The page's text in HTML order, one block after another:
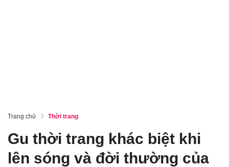
Trang chủ Thời trang
Gu thời trang khác biệt khi
lên sóng và đời thường của